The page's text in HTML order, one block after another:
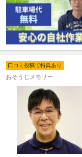
口コミ投稿で特典あり
おそうじメモリー